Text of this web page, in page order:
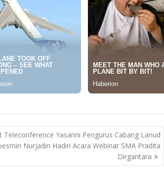
Teleconference Yasarini Pengurus Cabang Lanud
Nurjadin Hadiri Acara Webinar SMA Pradita
Dirgantara